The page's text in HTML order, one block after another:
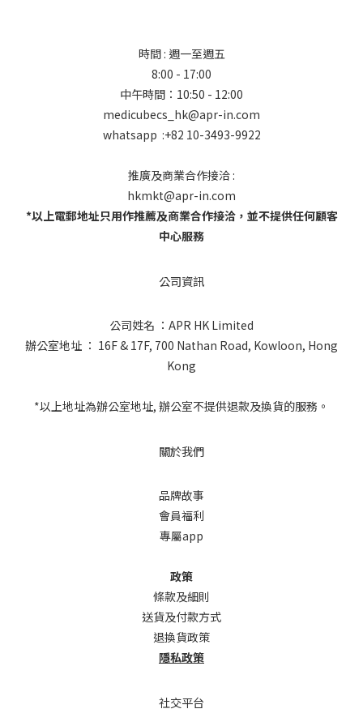
時間 : 週一至週五
8:00 - 17:00
中午時間：10:50 - 12:00
medicubecs_hk@apr-in.com
whatsapp :+82 10-3493-9922
推廣及商業合作接洽 :
hkmkt@apr-in.com
*以上電郵地址只用作推薦及商業合作接洽，並不提供任何顧客
中心服務
公司資訊
公司姓名 ：APR HK Limited
辦公室地址 ： 16F & 17F, 700 Nathan Road, Kowloon, Hong
Kong
*以上地址為辦公室地址, 辦公室不提供退款及換貨的服務。
關於我們
品牌故事
會員福利
專屬app
政策
條款及細則
送貨及付款方式
退換貨政策
隱私政策
社交平台